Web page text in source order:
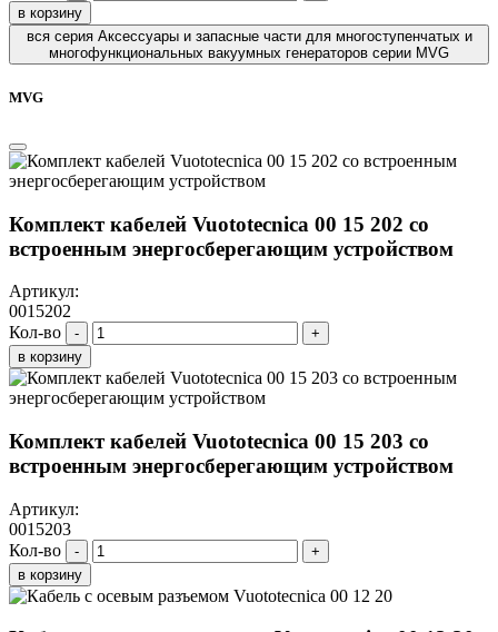
в корзину
вся серия Аксессуары и запасные части для многоступенчатых и
многофункциональных вакуумных генераторов серии MVG
MVG
Комплект кабелей Vuototecnica 00 15 202 со
встроенным энергосберегающим устройством
Артикул:
0015202
Кол-во
-
+
в корзину
Комплект кабелей Vuototecnica 00 15 203 со
встроенным энергосберегающим устройством
Артикул:
0015203
Кол-во
-
+
в корзину